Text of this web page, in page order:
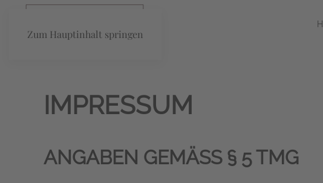
Zum Hauptinhalt springen
IMPRESSUM
ANGABEN GEMÄSS § 5 TMG